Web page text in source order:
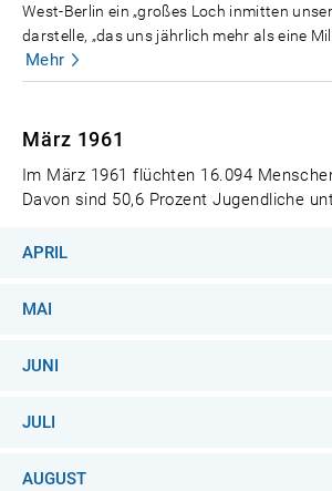
West-Berlin ein „großes Loch inmitten
darstelle, „das uns jährlich mehr als eine
Mehr
März 1961
Im März 1961 flüchten 16.094
Davon sind 50,6 Prozent Jugendliche
APRIL
MAI
JUNI
JULI
AUGUST